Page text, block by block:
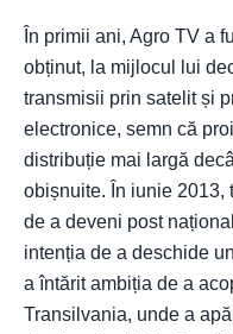
În primii ani, Agro TV a
obținut, la mijlocul lui
transmisii prin satelit și
electronice, semn că
distribuție mai largă
obișnuite. În iunie 2013,
de a deveni post
intenția de a deschide
a întărit ambiția de a
Transilvania, unde a